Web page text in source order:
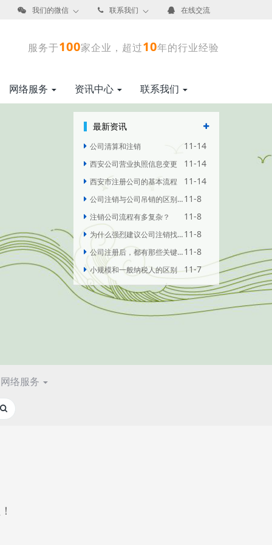
我们的微信 联系我们 在线交流
服务于100家企业，超过10年的行业经验
网络服务 资讯中心 联系我们
最新资讯
公司清算和注销 11-14
西安公司营业执照信息变更 11-14
西安市注册公司的基本流程 11-14
公司注销与公司吊销的区别有哪些 11-8
注销公司流程有多复杂？ 11-8
为什么强烈建议公司注销找代理？ 11-8
公司注册后，都有那些关键的后续 11-8
小规模和一般纳税人的区别 11-7
网络服务